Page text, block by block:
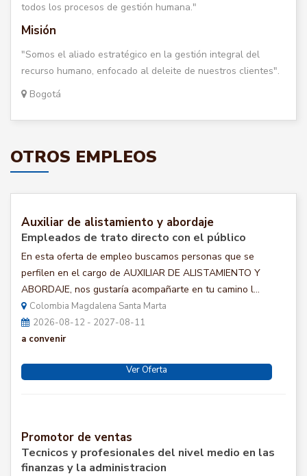
todos los procesos de gestión humana."
Misión
"Somos el aliado estratégico en la gestión integral del
recurso humano, enfocado al deleite de nuestros clientes".
Bogotá
OTROS EMPLEOS
Auxiliar de alistamiento y abordaje
Empleados de trato directo con el público
En esta oferta de empleo buscamos personas que se
perfilen en el cargo de AUXILIAR DE ALISTAMIENTO Y
ABORDAJE, nos gustaría acompañarte en tu camino l...
Colombia Magdalena Santa Marta
2026-08-12 - 2027-08-11
a convenir
Ver Oferta
Promotor de ventas
Tecnicos y profesionales del nivel medio en las
finanzas y la administracion